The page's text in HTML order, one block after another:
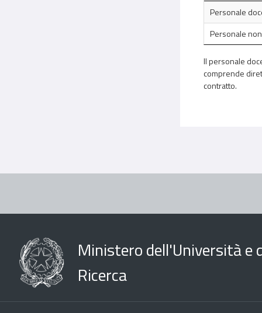
Personale
Personale
Il personale
comprende
contratto.
Ministero dell'Università e
Ricerca